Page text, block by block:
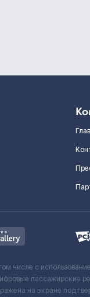
числе с
пассажирские
на экране